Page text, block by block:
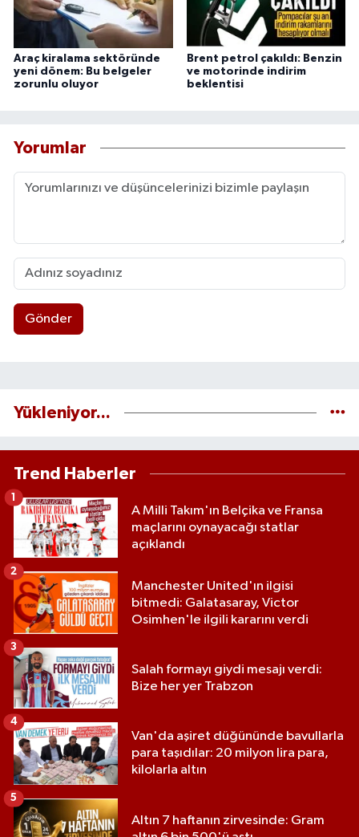
Araç kiralama sektöründe
yeni dönem: Bu belgeler
zorunlu oluyor
Brent petrol çakıldı: Benzin
ve motorinde indirim
beklentisi
Yorumlar
Gönder
Yükleniyor...
Trend Haberler
A Milli Takım'ın Belçika ve Fransa
maçlarını oynayacağı statlar
açıklandı
1
Manchester United'ın ilgisi
bitmedi: Galatasaray, Victor
Osimhen'le ilgili kararını verdi
2
Salah formayı giydi mesajı verdi:
Bize her yer Trabzon
3
Van'da aşiret düğününde bavullarla
para taşıdılar: 20 milyon lira para,
kilolarla altın
4
Altın 7 haftanın zirvesinde: Gram
5